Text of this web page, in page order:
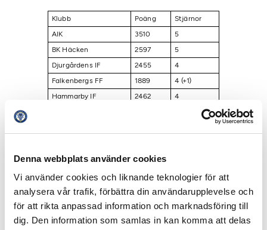
Denna webbplats använder cookies
Vi använder cookies och liknande teknologier för att
analysera vår trafik, förbättra din användarupplevelse och
för att rikta anpassad information och marknadsföring till
dig. Den information som samlas in kan komma att delas
Klubb Poäng
Stjärnor
AIK
3510
5
BK Häcken
2597
5
Djurgårdens IF
2455
4
Falkenbergs FF
1889
4 (+1)
Hammarby IF
2462
4
IFK Norrköping
2877
IK Sirius
1801
4 (+1)
Kalmar FF
2443
4
Malmö FF
5195
5
Mjällby AIF
1672 3